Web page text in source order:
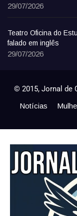
29/07/2026
Teatro Oficina do
falado em inglês
29/07/2026
© 2015, Jornal de
Notícias